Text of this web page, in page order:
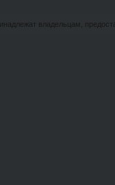
владельцам,